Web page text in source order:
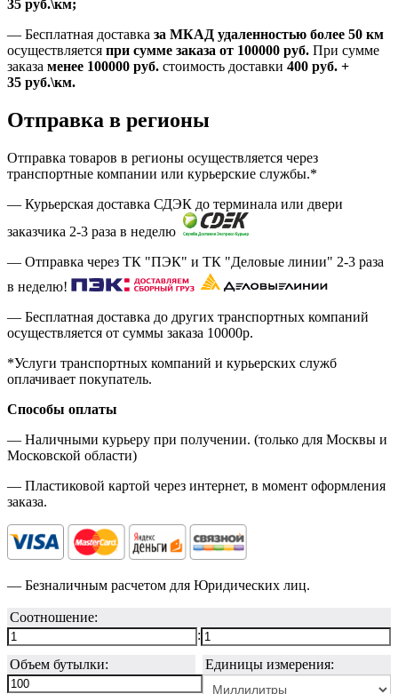
35 руб.\км;
— Бесплатная доставка за МКАД удаленностью более 50 км
осуществляется при сумме заказа от 100000 руб. При сумме
заказа менее 100000 руб. стоимость доставки 400 руб. +
35 руб.\км.
Отправка в регионы
Отправка товаров в регионы осуществляется через
транспортные компании или курьерские службы.*
— Курьерская доставка СДЭК до терминала или двери
заказчика 2-3 раза в неделю
— Отправка через ТК "ПЭК" и ТК "Деловые линии" 2-3 раза
в неделю!
— Бесплатная доставка до других транспортных компаний
осуществляется от суммы заказа 10000р.
*Услуги транспортных компаний и курьерских служб
оплачивает покупатель.
Способы оплаты
— Наличными курьеру при получении. (только для Москвы и
Московской области)
— Пластиковой картой через интернет, в момент оформления
заказа.
— Безналичным расчетом для Юридических лиц.
Соотношение:
:
Объем бутылки:
Единицы измерения: